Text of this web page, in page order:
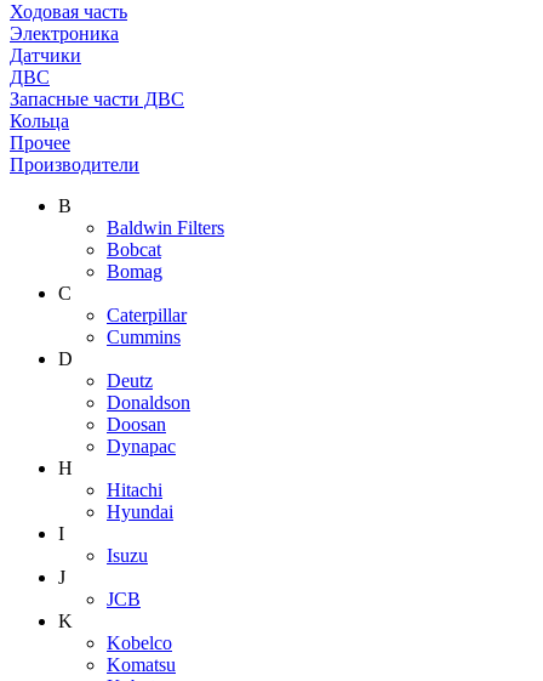
Ходовая часть
Электроника
Датчики
ДВС
Запасные части ДВС
Кольца
Прочее
Производители
B
Baldwin Filters
Bobcat
Bomag
C
Caterpillar
Cummins
D
Deutz
Donaldson
Doosan
Dynapac
H
Hitachi
Hyundai
I
Isuzu
J
JCB
K
Kobelco
Komatsu